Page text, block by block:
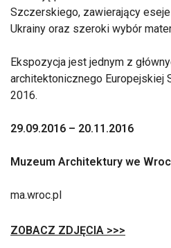
Szczerskiego, zawierający
Ukrainy oraz szeroki wybór
Ekspozycja jest jednym z
architektonicznego Europejskiej
2016.
29.09.2016 – 20.11.2016
Muzeum Architektury we
ma.wroc.pl
ZOBACZ ZDJĘCIA >>>